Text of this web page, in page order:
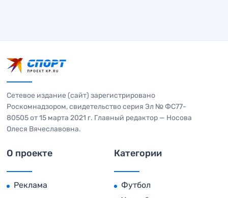
Сетевое издание (сайт) зарегистрировано
Роскомнадзором, свидетельство серия Эл № ФС77-
80505 от 15 марта 2021 г. Главный редактор — Носова
Олеся Вячеславовна.
О проекте
Реклама
Категории
Футбол